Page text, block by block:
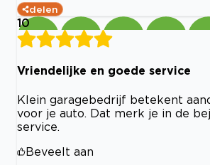
delen
10
Vriendelijke en goede service
Klein garagebedrijf betekent
voor je auto. Dat merk je in de
service.
Beveelt aan